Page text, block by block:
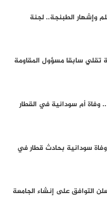
وإشهار الطبنجة.. لجنة
تقلي سابقا مسؤول المقاومة
وفاة أم سودانية في القطار
سودانية بحادث قطار في
التوافق على إنشاء الجامعة